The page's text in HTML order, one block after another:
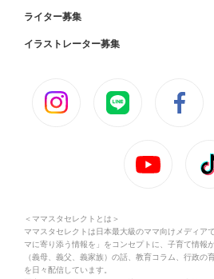
ライター募集
イラストレーター募集
＜ママスタセレクトとは＞
ママスタセレクトは日本最大級のママ向けメディア
マに寄り添う情報を」をコンセプトに、子育て情報
（義母、義父、義家族）の話、教育コラム、行政の
を日々配信しています。